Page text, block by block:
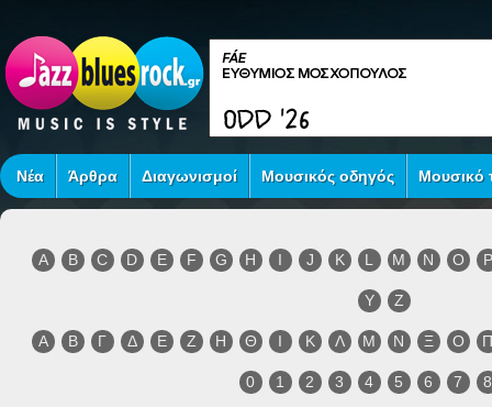
Νέα Άρθρα Διαγωνισμοί Μουσικός οδηγός Μουσικό
A B C D E F G H I J K L M N O P
Y Z
Α Β Γ Δ Ε Ζ Η Θ Ι Κ Λ Μ Ν Ξ Ο
0 1 2 3 4 5 6 7 8